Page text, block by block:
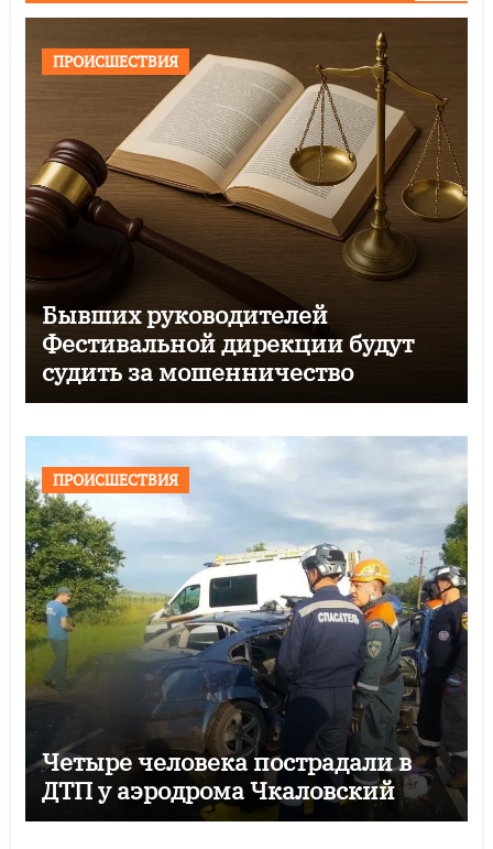
ПРОИСШЕСТВИЯ
Бывших руководителей
Фестивальной дирекции будут
судить за мошенничество
ПРОИСШЕСТВИЯ
Четыре человека пострадали в
ДТП у аэродрома Чкаловский